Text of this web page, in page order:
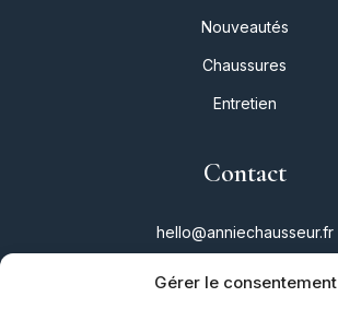
Gérer le consentement
Nouveautés
Chaussures
Entretien
Contact
hello@anniechausseur.fr